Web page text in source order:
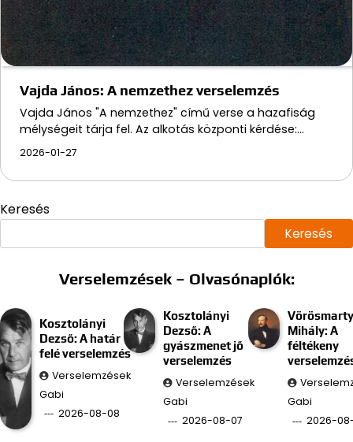
Vajda János: A nemzethez verselemzés
Vajda János "A nemzethez" című verse a hazafiság
mélységeit tárja fel. Az alkotás központi kérdése:…
2026-01-27
Keresés
Keresés
Verselemzések – Olvasónaplók:
Kosztolányi
Dezső: A határ
felé verselemzés
Verselemzések
Gabi
2026-08-08
Kosztolányi
Dezső: A
gyászmenet jő
verselemzés
Verselemzések
Gabi
2026-08-07
Vörösmarty
Mihály: A
féltékeny
Gabi
2026-